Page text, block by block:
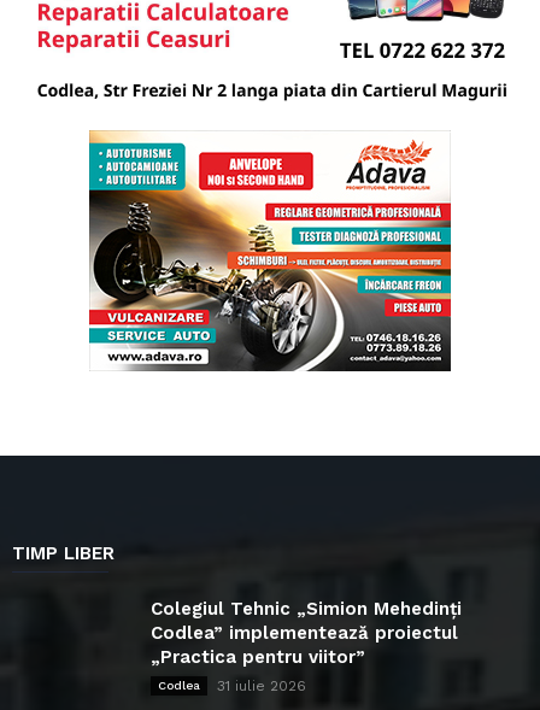
TIMP LIBER
Colegiul Tehnic „Simion Mehedinți
Codlea” implementează proiectul
„Practica pentru viitor”
Codlea 31 iulie 2026